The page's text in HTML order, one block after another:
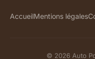
AccueilMentions légales
© 2026 Auto